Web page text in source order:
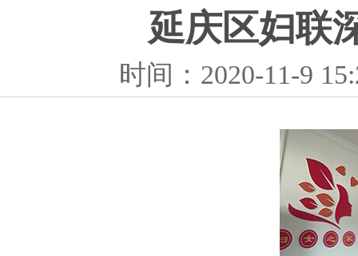
延庆区妇联
时间：2020-11-9